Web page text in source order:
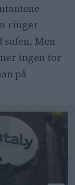
ringer
safen. Men
ingen for
på